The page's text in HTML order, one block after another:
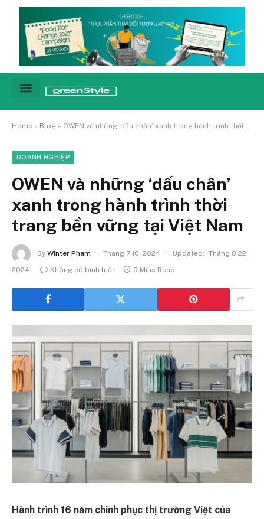
Home » Blog » OWEN và những ‘dấu chân’ xanh trong hành trình thời trang bền vững tại Việt Nam
DOANH NGHIỆP
OWEN và những ‘dấu chân’
xanh trong hành trình thời
trang bền vững tại Việt Nam
By Winter Pham Tháng 7 10, 2024 Updated: Tháng 8 22,
2024
Không có bình luận 5 Mins Read
Hành trình 16 năm chinh phục thị trường Việt của